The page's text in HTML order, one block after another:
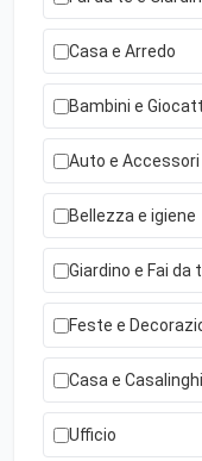
Casa e Arredo
Bambini e
Auto e Accessori
Bellezza e igiene
Giardino e Fai da
Feste e
Casa e Casalinghi
Ufficio